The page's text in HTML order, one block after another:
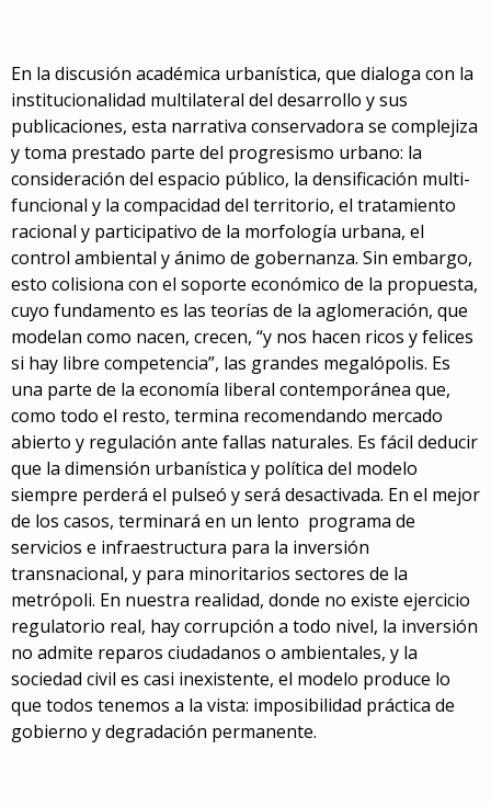
En la discusión académica urbanística, que dialoga con la
institucionalidad multilateral del desarrollo y sus
publicaciones, esta narrativa conservadora se complejiza
y toma prestado parte del progresismo urbano: la
consideración del espacio público, la densificación multi-
funcional y la compacidad del territorio, el tratamiento
racional y participativo de la morfología urbana, el
control ambiental y ánimo de gobernanza. Sin embargo,
esto colisiona con el soporte económico de la propuesta,
cuyo fundamento es las teorías de la aglomeración, que
modelan como nacen, crecen, “y nos hacen ricos y felices
si hay libre competencia”, las grandes megalópolis. Es
una parte de la economía liberal contemporánea que,
como todo el resto, termina recomendando mercado
abierto y regulación ante fallas naturales. Es fácil deducir
que la dimensión urbanística y política del modelo
siempre perderá el pulseó y será desactivada. En el mejor
de los casos, terminará en un lento programa de
servicios e infraestructura para la inversión
transnacional, y para minoritarios sectores de la
metrópoli. En nuestra realidad, donde no existe ejercicio
regulatorio real, hay corrupción a todo nivel, la inversión
no admite reparos ciudadanos o ambientales, y la
sociedad civil es casi inexistente, el modelo produce lo
que todos tenemos a la vista: imposibilidad práctica de
gobierno y degradación permanente.